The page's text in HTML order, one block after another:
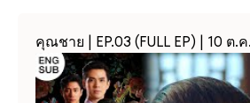
คุณชาย | EP.03 (FULL EP) | 10 ต.